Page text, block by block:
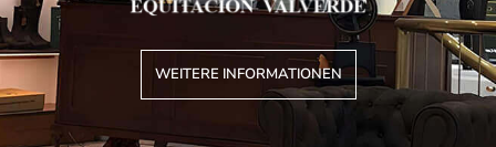
WEITERE INFORMATIONEN